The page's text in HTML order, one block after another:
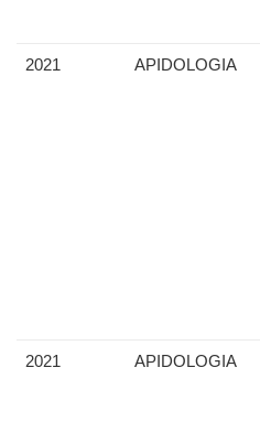
2021 APIDOLOGIA
2021 APIDOLOGIA